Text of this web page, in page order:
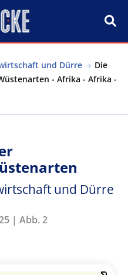
und Dürre
Die
- Afrika - Afrika -
und Dürre
| Abb. 2